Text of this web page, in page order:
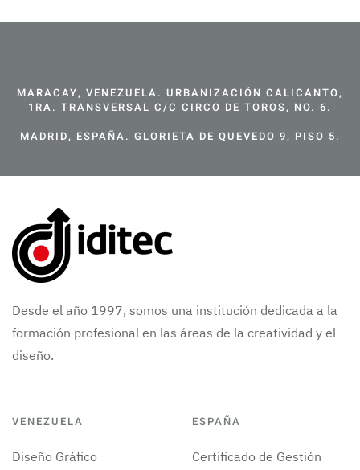
MARACAY, VENEZUELA. URBANIZACIÓN CALICANTO,
1RA. TRANSVERSAL C/C CIRCO DE TOROS, NO. 6.
MADRID, ESPAÑA. GLORIETA DE QUEVEDO 9, PISO 5.
Desde el año 1997, somos una institución dedicada a la
formación profesional en las áreas de la creatividad y el
diseño.
VENEZUELA
Diseño Gráfico
ESPAÑA
Certificado de Gestión